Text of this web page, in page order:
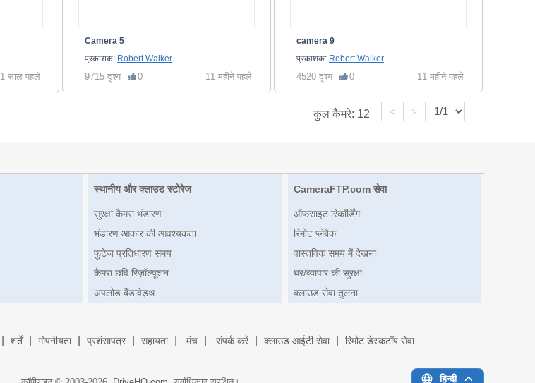
1 साल पहले
Camera 5
प्रकाशक: Robert Walker
9715 दृश्य 0 11 महीने पहले
camera 9
प्रकाशक: Robert Walker
4520 दृश्य 0 11 महीने पहले
कुल कैमरे: 12 < >
स्थानीय और क्लाउड स्टोरेज
सुरक्षा कैमरा भंडारण
भंडारण आकार की आवश्यकता
फुटेज प्रतिधारण समय
कैमरा छवि रिज़ॉल्यूशन
अपलोड बैंडविड्थ
CameraFTP.com सेवा
ऑफसाइट रिकॉर्डिंग
रिमोट प्लेबैक
वास्तविक समय में देखना
घर/व्यापार की सुरक्षा
क्लाउड सेवा तुलना
शर्तें गोपनीयता प्रशंसापत्र सहायता मंच संपर्क करें क्लाउड आईटी सेवा रिमोट डेस्कटॉप सेवा
हिन्दी